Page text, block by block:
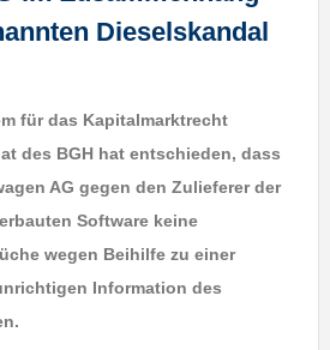
Dieselskandal
für das Kapitalmarktrecht
des BGH hat entschieden, dass
AG gegen den Zulieferer der
Software keine
wegen Beihilfe zu einer
Information des